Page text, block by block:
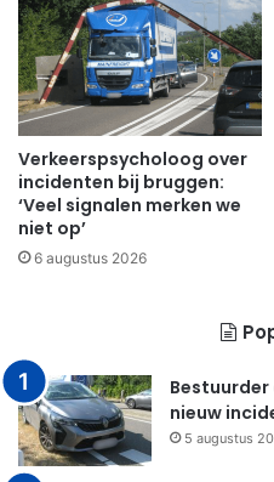
Verkeerspsycholoog over
incidenten bij bruggen:
‘Veel signalen merken we
niet op’
6 augustus 2026
nieuw
5 augustus